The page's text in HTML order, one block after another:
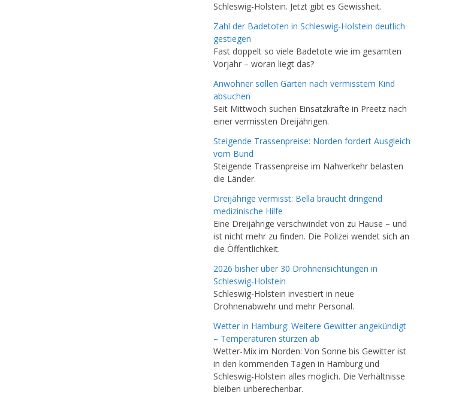
Schleswig-Holstein. Jetzt gibt es Gewissheit.
Zahl der Badetoten in Schleswig-Holstein deutlich
gestiegen
Fast doppelt so viele Badetote wie im gesamten
Vorjahr – woran liegt das?
Anwohner sollen Gärten nach vermisstem Kind
absuchen
Seit Mittwoch suchen Einsatzkräfte in Preetz nach
einer vermissten Dreijährigen.
Steigende Trassenpreise: Norden fordert Ausgleich
vom Bund
Steigende Trassenpreise im Nahverkehr belasten
die Länder.
Dreijährige vermisst: Bella braucht dringend
medizinische Hilfe
Eine Dreijährige verschwindet von zu Hause – und
ist nicht mehr zu finden. Die Polizei wendet sich an
die Öffentlichkeit.
2026 bisher über 30 Drohnensichtungen in
Schleswig-Holstein
Schleswig-Holstein investiert in neue
Drohnenabwehr und mehr Personal.
Wetter in Hamburg: Weitere Gewitter angekündigt
– Temperaturen stürzen ab
Wetter-Mix im Norden: Von Sonne bis Gewitter ist
in den kommenden Tagen in Hamburg und
Schleswig-Holstein alles möglich. Die Verhältnisse
bleiben unberechenbar.